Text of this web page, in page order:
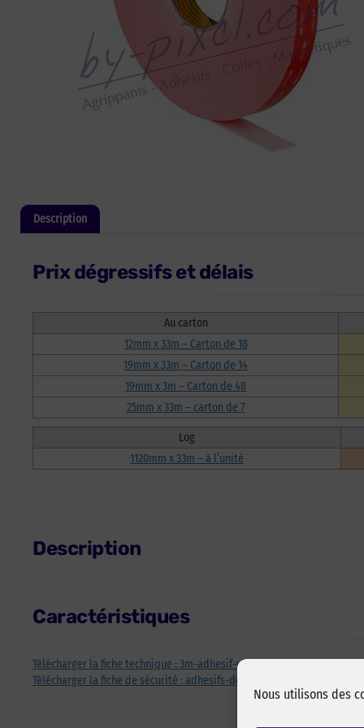
Nous utilisons des
Description
Prix dégressifs et délais
Au carton
12mm x 33m – Carton de 18
19mm x 33m – Carton de 14
19mm x 3m – Carton de 48
25mm x 33m – carton de 7
Log
1120mm x 33m – à l’unité
Description
Caractéristiques
Télécharger la fiche technique : 3m-adhesif-vhb-fiche-commerciale-by-
Télécharger la fiche de sécurité : adhesifs-double-face-3m-vhb-lse-fds-